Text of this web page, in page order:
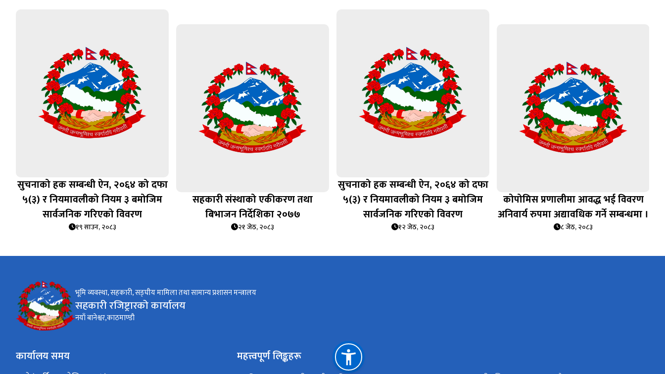
सुचनाको हक सम्बन्धी ऐन, २०६४ को दफा
५(३) र नियमावलीको नियम ३ बमोजिम
सार्वजनिक गरिएको विवरण
१९ साउन, २०८३
सहकारी संस्थाको एकीकरण तथा
बिभाजन निर्देशिका २०७७
२१ जेठ, २०८३
सुचनाको हक सम्बन्धी ऐन, २०६४ को दफा
५(३) र नियमावलीको नियम ३ बमोजिम
सार्वजनिक गरिएको विवरण
१२ जेठ, २०८३
कोपोमिस प्रणालीमा आवद्ध भई विवरण
अनिवार्य रुपमा अद्यावधिक गर्ने सम्बन्धमा ।
८ जेठ, २०८३
भूमि व्यवस्था, सहकारी, सङ्घीय मामिला तथा सामान्य प्रशासन मन्त्रालय
सहकारी रजिष्ट्रारको कार्यालय
नयाँ बानेश्वर,काठमाण्डौ
कार्यालय समय महत्त्वपूर्ण लिङ्कहरू